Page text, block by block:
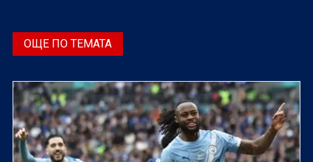
ОЩЕ ПО ТЕМАТА